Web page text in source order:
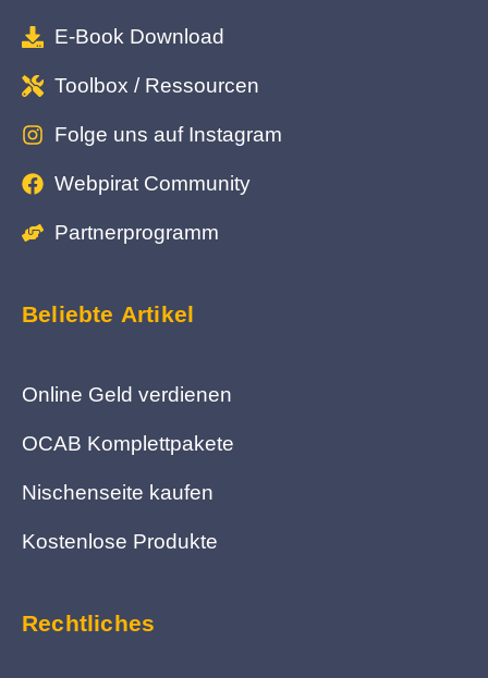
E-Book Download
Toolbox / Ressourcen
Folge uns auf Instagram
Webpirat Community
Partnerprogramm
Beliebte Artikel
Online Geld verdienen
OCAB Komplettpakete
Nischenseite kaufen
Kostenlose Produkte
Rechtliches